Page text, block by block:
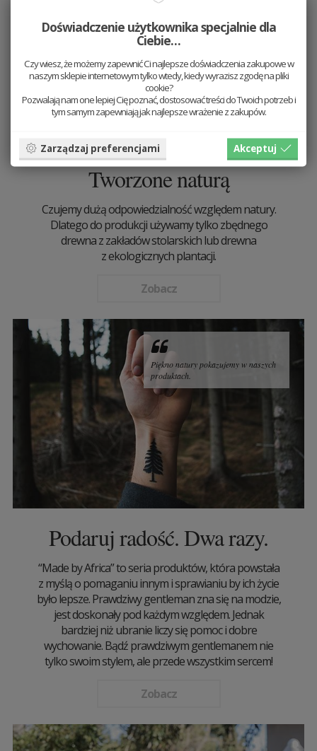
Tworzone naturą
Czujemy dużą odpowiedzialność względem natury.
Dlatego do produkcji używamy tylko zbędnego
drewna z zakładów stolarskich lub drewna
z ekologicznych plantacji.
Zobacz
Piękno natury pokazujemy w naszych
produktach.
Podaruj radość. Dwa razy.
“Made by Africa” to seria produktów, która powstała
z myślą o pomaganiu innym i sprawianiu by ich życie
było lepsze. Prawdziwy gentleman zna się na modzie,
jest doskonały pod każdym względem. Jednak
bardziej niż ubranie liczy się pomoc i dobre
wychowanie. Bądź prawdziwym gentlemanem nie
tylko swoim stylem, ale przede wszystkim sercem!
Zobacz
Doświadczenie użytkownika specjalnie dla
Ciebie…
Czy wiesz, że możemy zapewnić Ci najlepsze doświadczenia zakupowe w
naszym sklepie internetowym tylko wtedy, kiedy wyrazisz zgodę na pliki
cookie?
Pozwalają nam one lepiej Cię poznać, dostosować treści do Twoich potrzeb i
tym samym zapewniają jak najlepsze wrażenie z zakupów.
Zarządzaj preferencjami Akceptuj